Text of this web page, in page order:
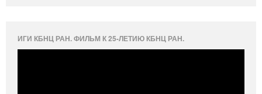
ИГИ КБНЦ РАН. ФИЛЬМ К 25-ЛЕТИЮ КБНЦ РАН.